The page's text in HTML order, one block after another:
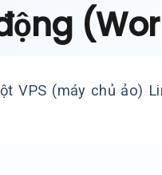
VPS (máy chủ ảo)